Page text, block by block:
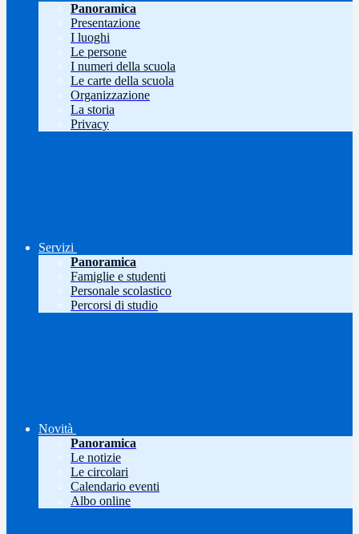
Panoramica
Presentazione
I luoghi
Le persone
I numeri della scuola
Le carte della scuola
Organizzazione
La storia
Privacy
Servizi
Panoramica
Famiglie e studenti
Personale scolastico
Percorsi di studio
Novità
Panoramica
Le notizie
Le circolari
Calendario eventi
Albo online